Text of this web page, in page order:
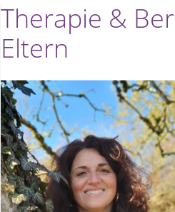
Therapie &
Eltern